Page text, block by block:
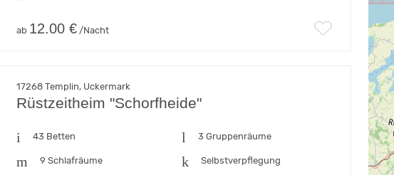
ab 12.00 € /Nacht
17268 Templin, Uckermark
Rüstzeitheim "Schorfheide"
43 Betten 3 Gruppenräume
9 Schlafräume Selbstverpflegung